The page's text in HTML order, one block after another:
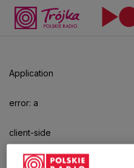
Application
error: a
client-side
exception
aby
odtwarzać.